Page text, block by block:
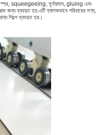
squeegeeing, ঘূর্ণায়মান, gluing এবং
জন্য ব্যবহৃত হয়.এটি ব্যাপকভাবে পরিবারের পণ্য,
শিল্পে ব্যবহৃত হয়।